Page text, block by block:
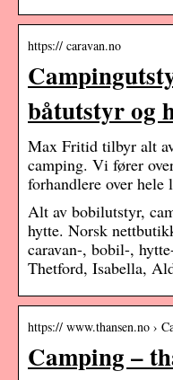
https:// caravan.no
båtutstyr og
Max Fritid tilbyr alt
camping. Vi fører
forhandlere over hele
Alt av bobilutstyr,
hytte. Norsk
caravan-, bobil-,
Thetford, Isabella,
https:// www.thansen.no ›
Camping –